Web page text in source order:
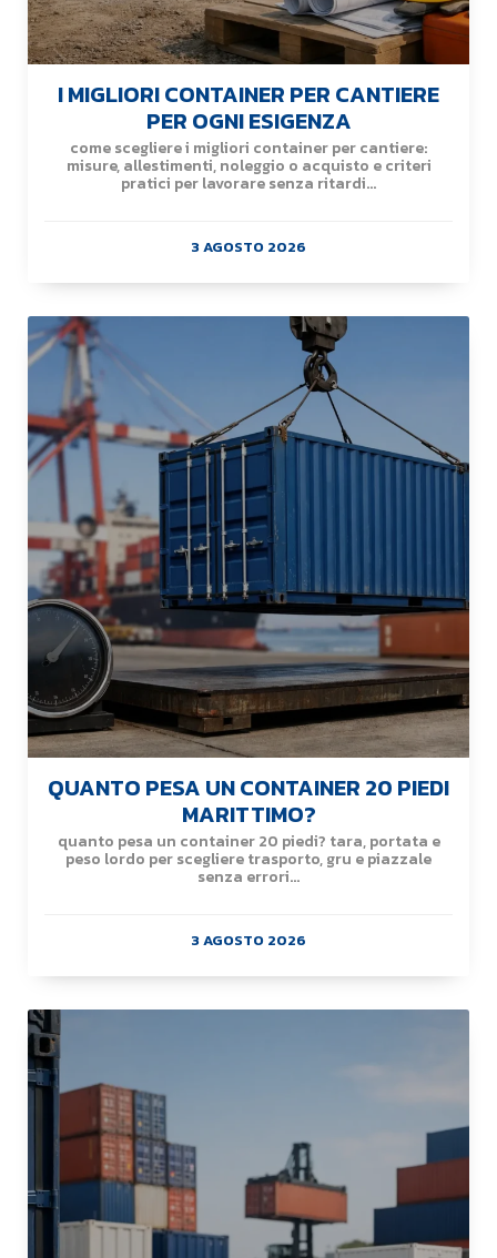
I MIGLIORI CONTAINER PER CANTIERE
PER OGNI ESIGENZA
come scegliere i migliori container per cantiere:
misure, allestimenti, noleggio o acquisto e criteri
pratici per lavorare senza ritardi...
3 AGOSTO 2026
QUANTO PESA UN CONTAINER 20 PIEDI
MARITTIMO?
quanto pesa un container 20 piedi? tara, portata e
peso lordo per scegliere trasporto, gru e piazzale
senza errori...
3 AGOSTO 2026